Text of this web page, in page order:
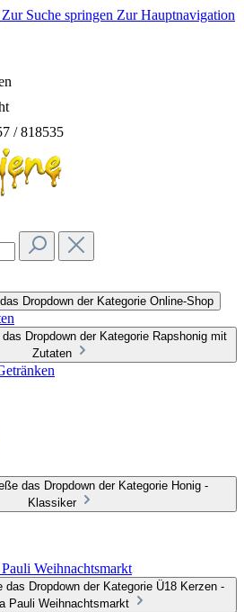
Zur Suche springen Zur Hauptnavigation
/ 818535
Dropdown der Kategorie Online-Shop
Dropdown der Kategorie Rapshonig mit
Zutaten
das Dropdown der Kategorie Honig -
Klassiker
Weihnachtsmarkt
das Dropdown der Kategorie Ü18 Kerzen -
Pauli Weihnachtsmarkt